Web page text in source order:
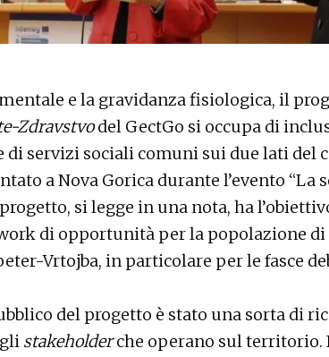
e la gravidanza fisiologica, il
Zdravstvodel GectGo si occupa di
di servizi sociali comuni sui due lati del
a Nova Gorica durante l’evento “La
si legge in una nota, ha
di opportunità per la popolazione di
Vrtojba, in particolare per le fasce
del progetto è stato una sorta di
stakeholderche operano sul territorio.